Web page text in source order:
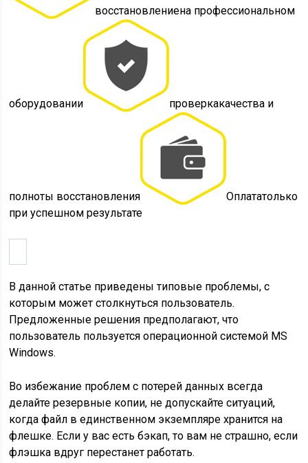
восстановлениена профессиональном
оборудовании проверкакачества и
полноты восстановления
Оплататолько
при успешном результате
В данной статье приведены типовые проблемы, с
которым может столкнуться пользователь.
Предложенные решения предполагают, что
пользователь пользуется операционной системой MS
Windows.
Во избежание проблем с потерей данных всегда
делайте резервные копии, не допускайте ситуаций,
когда файл в единственном экземпляре хранится на
флешке. Если у вас есть бэкап, то вам не страшно, если
флэшка вдруг перестанет работать.